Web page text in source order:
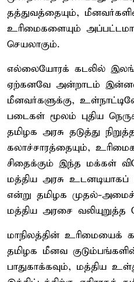
தத்துவத்தையும்,
உரிமைகளையும்
செயலாகும்.
எல்லையோரக் கடலில்
ஏற்கனவே அன்றாடம்
மீனவர்களுக்கு,
படைகள் மூலம் புதிய
தமிழக அரசு தடுத்து
கலாச்சாரத்தையும்,
சிதைக்கும் இந்த மக்கள்
மத்திய அரசு
என்று தமிழக முதல்-
மத்திய அரசை வலியுறுத்த
மாநிலத்தின் உரிமையைக்
தமிழக மீனவ
பாதுகாக்கவும், மத்திய